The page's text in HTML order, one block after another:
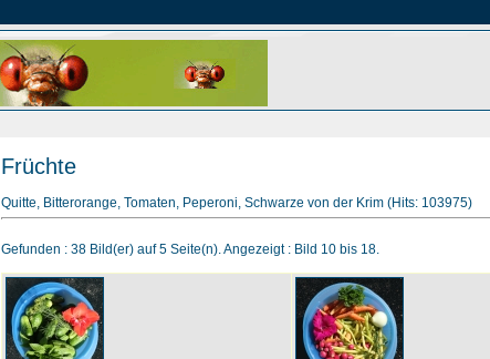
Früchte
Quitte, Bitterorange, Tomaten, Peperoni, Schwarze von der Krim (Hits: 103975)
Gefunden : 38 Bild(er) auf 5 Seite(n). Angezeigt : Bild 10 bis 18.